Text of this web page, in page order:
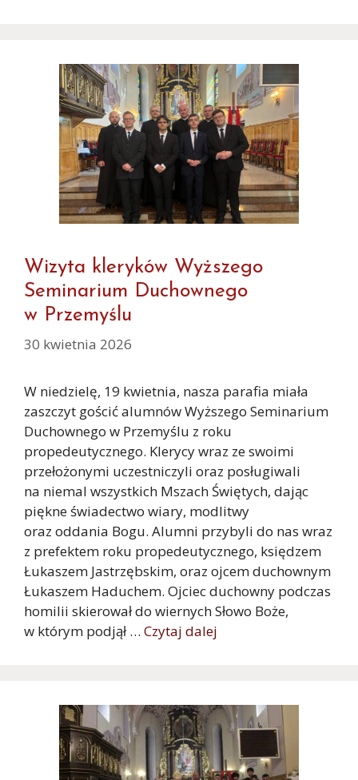
Wizyta kleryków Wyższego
Seminarium Duchownego
w Przemyślu
30 kwietnia 2026
W niedzielę, 19 kwietnia, nasza parafia miała
zaszczyt gościć alumnów Wyższego Seminarium
Duchownego w Przemyślu z roku
propedeutycznego. Klerycy wraz ze swoimi
przełożonymi uczestniczyli oraz posługiwali
na niemal wszystkich Mszach Świętych, dając
piękne świadectwo wiary, modlitwy
oraz oddania Bogu. Alumni przybyli do nas wraz
z prefektem roku propedeutycznego, księdzem
Łukaszem Jastrzębskim, oraz ojcem duchownym
Łukaszem Haduchem. Ojciec duchowny podczas
homilii skierował do wiernych Słowo Boże,
w którym podjął … Czytaj dalej